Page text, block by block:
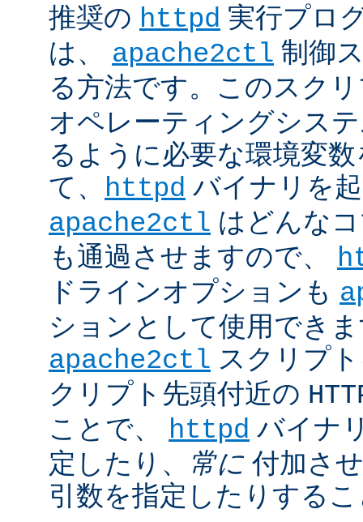
推奨の httpd 実行プロ
は、 apache2ctl 制御
る方法です。このスク
オペレーティングシス
るように必要な環境変
て、 httpd バイナリを
apache2ctl はどんな
も通過させますので、
ドラインオプションも
ションとして使用でき
apache2ctl スクリプ
クリプト先頭付近の
ことで、 httpd バイナ
定したり、
常に 付加さ
引数を指定したりする